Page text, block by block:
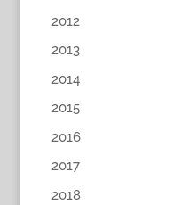
2012
2013
2014
2015
2016
2017
2018